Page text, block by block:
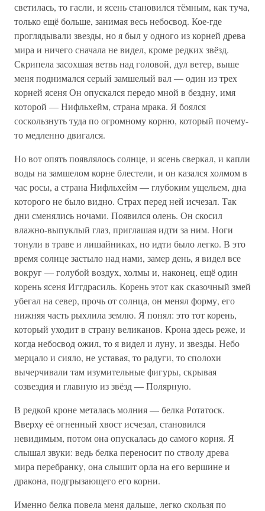
светилась, то гасли, и ясень становился тёмным, как туча,
только ещё больше, занимая весь небосвод. Кое-где
проглядывали звезды, но я был у одного из корней древа
мира и ничего сначала не видел, кроме редких звёзд.
Скрипела засохшая ветвь над головой, дул ветер, выше
меня поднимался серый замшелый вал — один из трех
корней ясеня Он опускался передо мной в бездну, имя
которой — Нифльхейм, страна мрака. Я боялся
соскользнуть туда по огромному корню, который почему-
то медленно двигался.
Но вот опять появлялось солнце, и ясень сверкал, и капли
воды на замшелом корне блестели, и он казался холмом в
час росы, а страна Нифльхейм — глубоким ущельем, дна
которого не было видно. Страх перед ней исчезал. Так
дни сменялись ночами. Появился олень. Он скосил
влажно-выпуклый глаз, приглашая идти за ним. Ноги
тонули в траве и лишайниках, но идти было легко. В это
время солнце застыло над нами, замер день, я видел все
вокруг — голубой воздух, холмы и, наконец, ещё один
корень ясеня Иггдрасиль. Корень этот как сказочный змей
убегал на север, прочь от солнца, он менял форму, его
нижняя часть рыхлила землю. Я понял: это тот корень,
который уходит в страну великанов. Крона здесь реже, и
когда небосвод ожил, то я видел и луну, и звезды. Небо
мерцало и сияло, не уставая, то радуги, то сполохи
вычерчивали там изумительные фигуры, скрывая
созвездия и главную из звёзд — Полярную.
В редкой кроне металась молния — белка Ротатоск.
Вверху её огненный хвост исчезал, становился
невидимым, потом она опускалась до самого корня. Я
слышал звуки: ведь белка переносит по стволу древа
мира перебранку, она слышит орла на его вершине и
дракона, подгрызающего его корни.
Именно белка повела меня дальше, легко скользя по